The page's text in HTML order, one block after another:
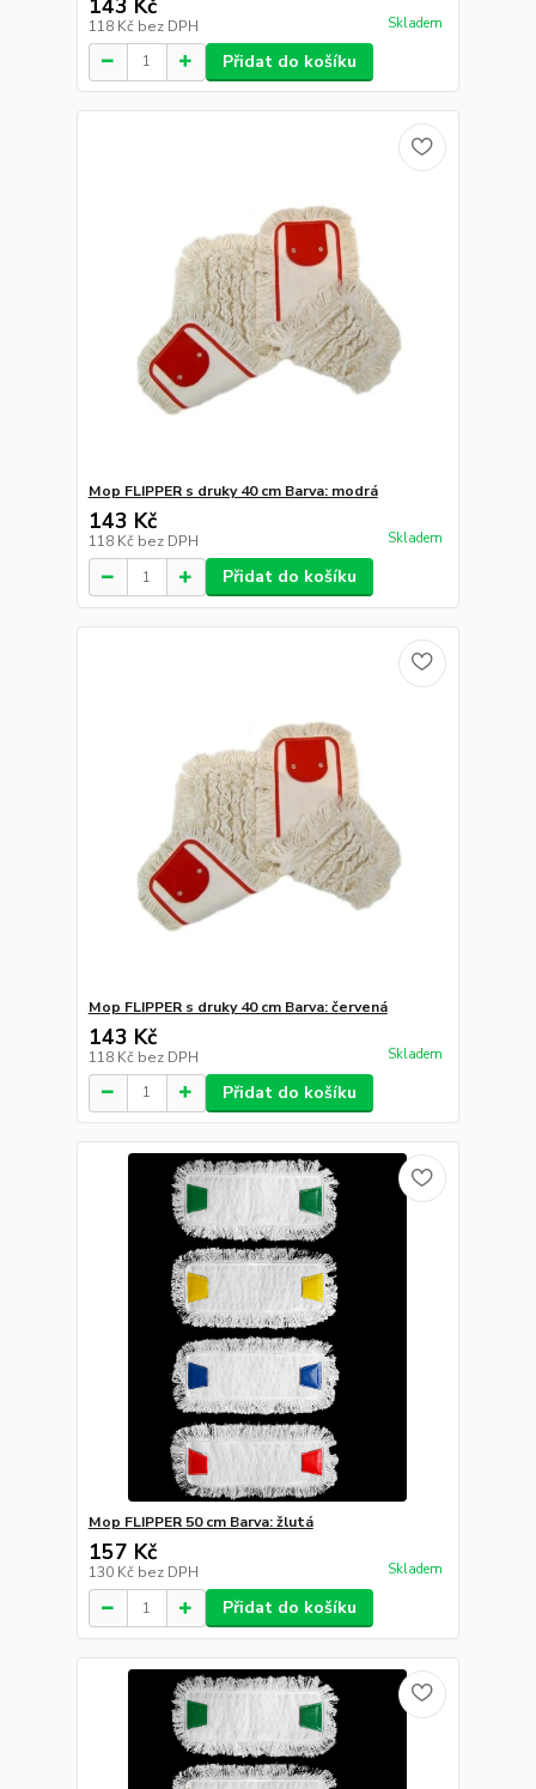
118 Kč bez DPH Skladem
Přidat do košíku
Mop FLIPPER s druky 40 cm Barva: modrá
143 Kč
118 Kč bez DPH Skladem
Přidat do košíku
Mop FLIPPER s druky 40 cm Barva: červená
143 Kč
118 Kč bez DPH Skladem
Přidat do košíku
Mop FLIPPER 50 cm Barva: žlutá
157 Kč
130 Kč bez DPH Skladem
Přidat do košíku